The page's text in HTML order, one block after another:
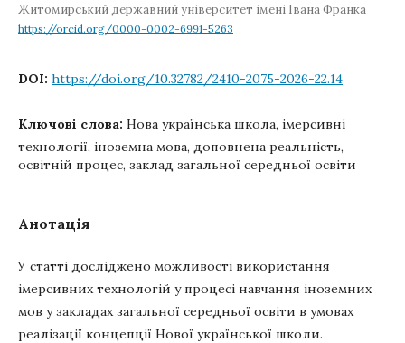
Житомирський державний університет імені Івана Франка
https://orcid.org/0000-0002-6991-5263
DOI: https://doi.org/10.32782/2410-2075-2026-22.14
Ключові слова: Нова українська школа, імерсивні
технології, іноземна мова, доповнена реальність,
освітній процес, заклад загальної середньої освіти
Анотація
У статті досліджено можливості використання
імерсивних технологій у процесі навчання іноземних
мов у закладах загальної середньої освіти в умовах
реалізації концепції Нової української школи.